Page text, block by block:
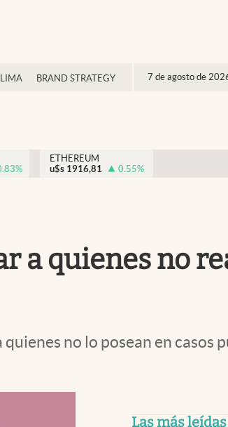
BRAND STRATEGY 7 de agosto de
%
ETHEREUM
u$s 1916,81 0.55%
a quienes no
no lo posean en casos
Las más